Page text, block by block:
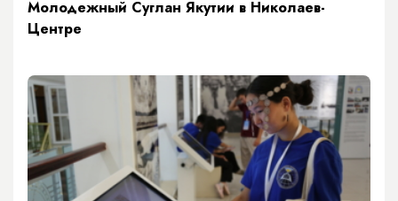
Молодежный Суглан Якутии в Николаев-
Центре